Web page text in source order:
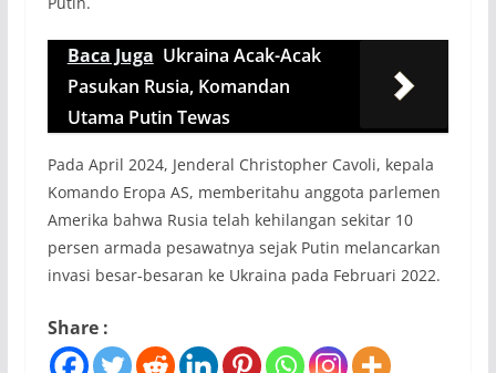
Baca Juga Ukraina Acak-Acak
Pasukan Rusia, Komandan
Utama Putin Tewas
Pada April 2024, Jenderal Christopher Cavoli, kepala
Komando Eropa AS, memberitahu anggota parlemen
Amerika bahwa Rusia telah kehilangan sekitar 10
persen armada pesawatnya sejak Putin melancarkan
invasi besar-besaran ke Ukraina pada Februari 2022.
Share :